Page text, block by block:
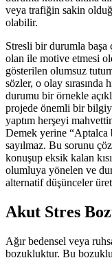
veya trafiğin sakin
olabilir.
Stresli bir durumla başa
olan ile motive etmesi
gösterilen olumsuz
sözler, o olay sırasında
durumu bir örnekle
projede önemli bir
yaptım herşeyi
Demek yerine “Aptalca
sayılmaz. Bu sorunu
konuşup eksik kalan
olumluya yönelen ve
alternatif düşünceler
Akut Stres
Ağır bedensel veya
bozukluktur. Bu